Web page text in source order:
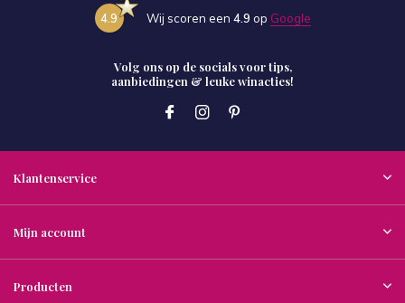
4.9 Wij scoren een 4.9 op Google
Volg ons op de socials voor tips,
aanbiedingen & leuke winacties!
Klantenservice
Mijn account
Producten